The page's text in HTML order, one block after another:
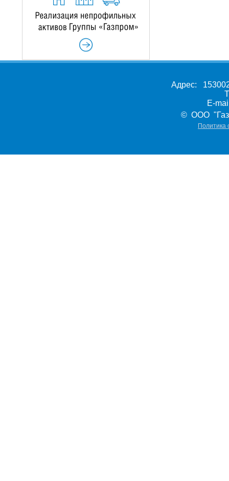
Адрес:
E-
© ООО
Политика